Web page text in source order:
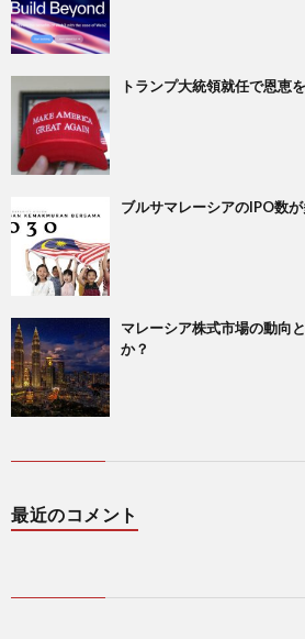
トランプ大統領就任で恩恵
ブルサマレーシアのIPO数
マレーシア株式市場の動向
か？
最近のコメント